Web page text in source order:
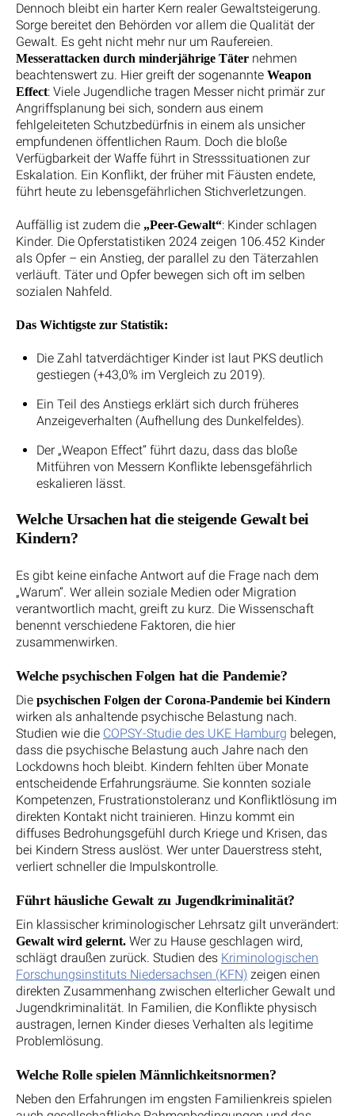
Dennoch bleibt ein harter Kern realer Gewaltsteigerung.
Sorge bereitet den Behörden vor allem die Qualität der
Gewalt. Es geht nicht mehr nur um Raufereien.
Messerattacken durch minderjährige Täter nehmen
beachtenswert zu. Hier greift der sogenannte Weapon
Effect: Viele Jugendliche tragen Messer nicht primär zur
Angriffsplanung bei sich, sondern aus einem
fehlgeleiteten Schutzbedürfnis in einem als unsicher
empfundenen öffentlichen Raum. Doch die bloße
Verfügbarkeit der Waffe führt in Stresssituationen zur
Eskalation. Ein Konflikt, der früher mit Fäusten endete,
führt heute zu lebensgefährlichen Stichverletzungen.
Auffällig ist zudem die „Peer-Gewalt“: Kinder schlagen
Kinder. Die Opferstatistiken 2024 zeigen 106.452 Kinder
als Opfer – ein Anstieg, der parallel zu den Täterzahlen
verläuft. Täter und Opfer bewegen sich oft im selben
sozialen Nahfeld.
Das Wichtigste zur Statistik:
Die Zahl tatverdächtiger Kinder ist laut PKS deutlich
gestiegen (+43,0% im Vergleich zu 2019).
Ein Teil des Anstiegs erklärt sich durch früheres
Anzeigeverhalten (Aufhellung des Dunkelfeldes).
Der „Weapon Effect“ führt dazu, dass das bloße
Mitführen von Messern Konflikte lebensgefährlich
eskalieren lässt.
Welche Ursachen hat die steigende Gewalt bei
Kindern?
Es gibt keine einfache Antwort auf die Frage nach dem
„Warum“. Wer allein soziale Medien oder Migration
verantwortlich macht, greift zu kurz. Die Wissenschaft
benennt verschiedene Faktoren, die hier
zusammenwirken.
Welche psychischen Folgen hat die Pandemie?
Die psychischen Folgen der Corona-Pandemie bei Kindern
wirken als anhaltende psychische Belastung nach.
Studien wie die COPSY-Studie des UKE Hamburg belegen,
dass die psychische Belastung auch Jahre nach den
Lockdowns hoch bleibt. Kindern fehlten über Monate
entscheidende Erfahrungsräume. Sie konnten soziale
Kompetenzen, Frustrationstoleranz und Konfliktlösung im
direkten Kontakt nicht trainieren. Hinzu kommt ein
diffuses Bedrohungsgefühl durch Kriege und Krisen, das
bei Kindern Stress auslöst. Wer unter Dauerstress steht,
verliert schneller die Impulskontrolle.
Führt häusliche Gewalt zu Jugendkriminalität?
Ein klassischer kriminologischer Lehrsatz gilt unverändert:
Gewalt wird gelernt. Wer zu Hause geschlagen wird,
schlägt draußen zurück. Studien des Kriminologischen
Forschungsinstituts Niedersachsen (KFN) zeigen einen
direkten Zusammenhang zwischen elterlicher Gewalt und
Jugendkriminalität. In Familien, die Konflikte physisch
austragen, lernen Kinder dieses Verhalten als legitime
Problemlösung.
Welche Rolle spielen Männlichkeitsnormen?
Neben den Erfahrungen im engsten Familienkreis spielen